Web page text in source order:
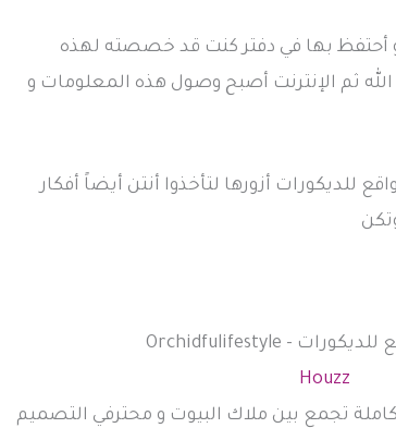
أحتفظ بها في دفتر كنت قد خصصته لهذه
الله ثم الإنترنت أصبح وصول هذه المعلومات و
للديكورات أزورها لتأخذوا أنتن أيضاً أفكار
Houzz
تجمع بين ملاك البيوت و محترفي التصميم